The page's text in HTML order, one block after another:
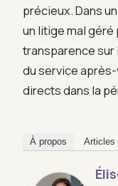
précieux. Dans
un litige mal
transparence sur
du service
directs dans la
À propos Articles